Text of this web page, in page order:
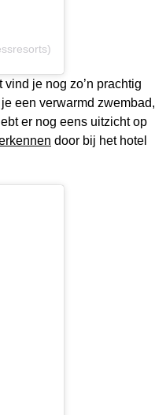
je nog zo’n prachtig
een verwarmd zwembad,
er nog eens uitzicht op
door bij het hotel